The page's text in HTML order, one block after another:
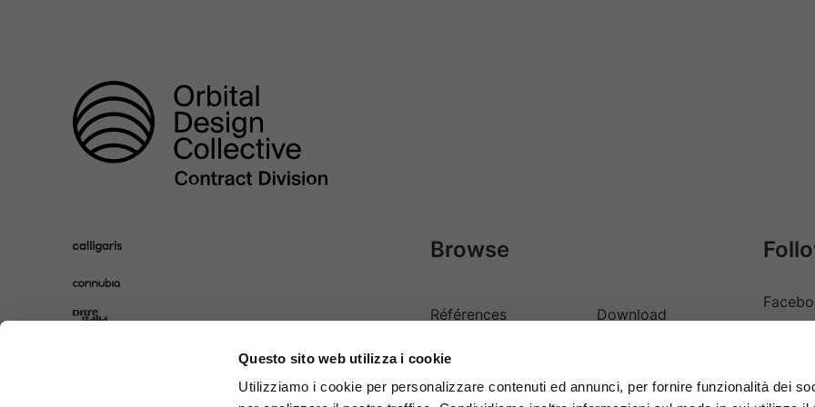
Questo sito web utilizza i cookie
Utilizziamo i cookie per personalizzare contenuti ed annunci, per fornire funzionalità dei
Browse
Références Download
Contacts